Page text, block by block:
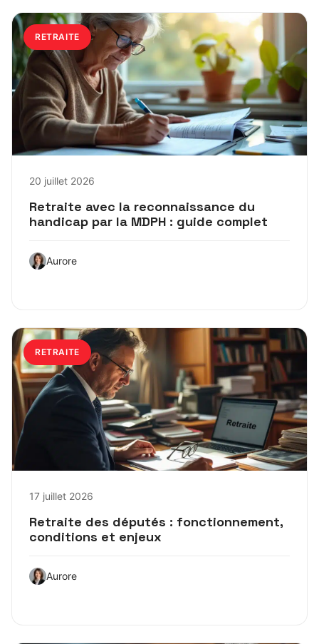
RETRAITE
20 juillet 2026
Retraite avec la reconnaissance du
handicap par la MDPH : guide complet
Aurore
RETRAITE
17 juillet 2026
Retraite des députés : fonctionnement,
conditions et enjeux
Aurore